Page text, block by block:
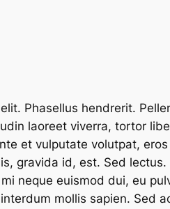
Phasellus hendrerit.
laoreet viverra, tortor
et vulputate volutpat,
gravida id, est. Sed lectus.
neque euismod dui, eu
mollis sapien. Sed